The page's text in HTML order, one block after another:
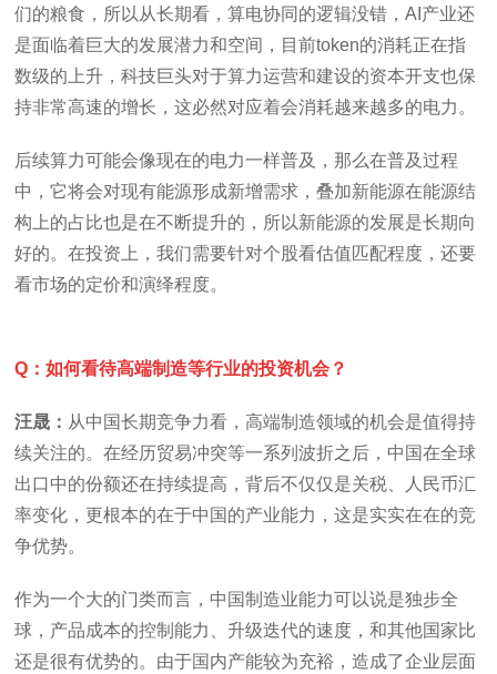
们的粮食，所以从长期看，算电协同的逻辑没错，AI产业还
是面临着巨大的发展潜力和空间，目前token的消耗正在指
数级的上升，科技巨头对于算力运营和建设的资本开支也保
持非常高速的增长，这必然对应着会消耗越来越多的电力。
后续算力可能会像现在的电力一样普及，那么在普及过程
中，它将会对现有能源形成新增需求，叠加新能源在能源结
构上的占比也是在不断提升的，所以新能源的发展是长期向
好的。在投资上，我们需要针对个股看估值匹配程度，还要
看市场的定价和演绎程度。
Q：如何看待高端制造等行业的投资机会？
汪晟： 从中国长期竞争力看，高端制造领域的机会是值得持
续关注的。在经历贸易冲突等一系列波折之后，中国在全球
出口中的份额还在持续提高，背后不仅仅是关税、人民币汇
率变化，更根本的在于中国的产业能力，这是实实在在的竞
争优势。
作为一个大的门类而言，中国制造业能力可以说是独步全
球，产品成本的控制能力、升级迭代的速度，和其他国家比
还是很有优势的。由于国内产能较为充裕，造成了企业层面